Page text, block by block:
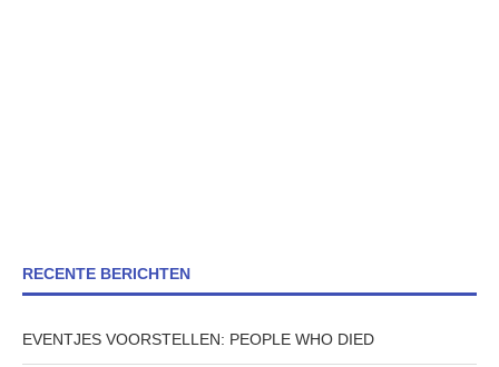
RECENTE BERICHTEN
EVENTJES VOORSTELLEN: PEOPLE WHO DIED